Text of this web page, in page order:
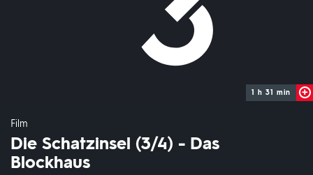
1 h 31 min
Film
Die Schatzinsel (3/4) - Das
Blockhaus